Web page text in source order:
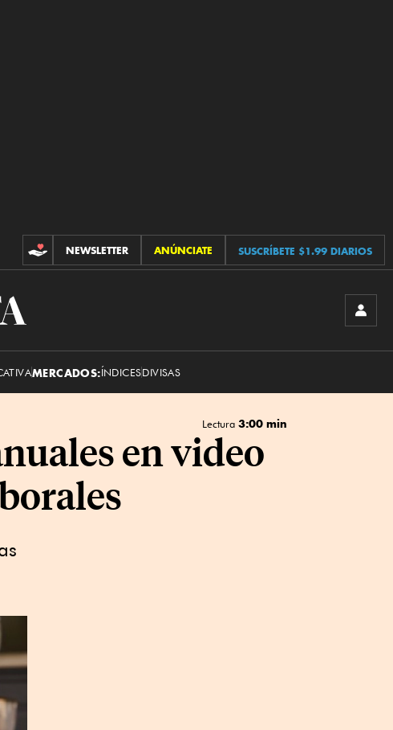
CONTRIBUCIONES
NEWSLETTER ANÚNCIATE SUSCRÍBETE $1.99 DIARIOS
MERCADOS:ÍNDICESDIVISAS
Lectura 3:00 min
en video